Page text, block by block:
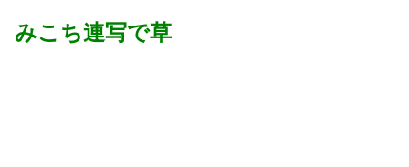
みこち連写で草